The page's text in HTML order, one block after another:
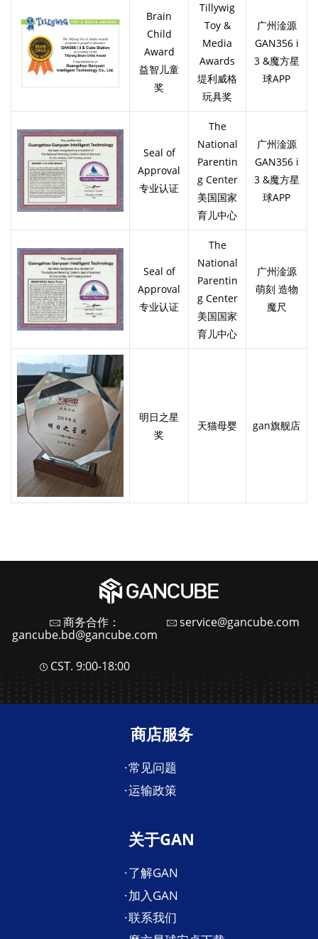
Brain
Child
Award
益智儿童
奖
Tillywig
Toy &
Media
Awards
堤利威格
玩具奖
广州淦源
GAN356 i
3 &魔方星
球APP
Seal of
Approval
专业认证
The
National
Parentin
g Center
美国国家
育儿中心
广州淦源
GAN356 i
3 &魔方星
球APP
Seal of
Approval
专业认证
The
National
Parentin
g Center
美国国家
育儿中心
广州淦源
萌刻 造物
魔尺
明日之星
奖
天猫母婴 gan旗舰店
商务合作：
gancube.bd@gancube.com
service@gancube.com
CST. 9:00-18:00
商店服务
常见问题
运输政策
关于GAN
了解GAN
加入GAN
联系我们